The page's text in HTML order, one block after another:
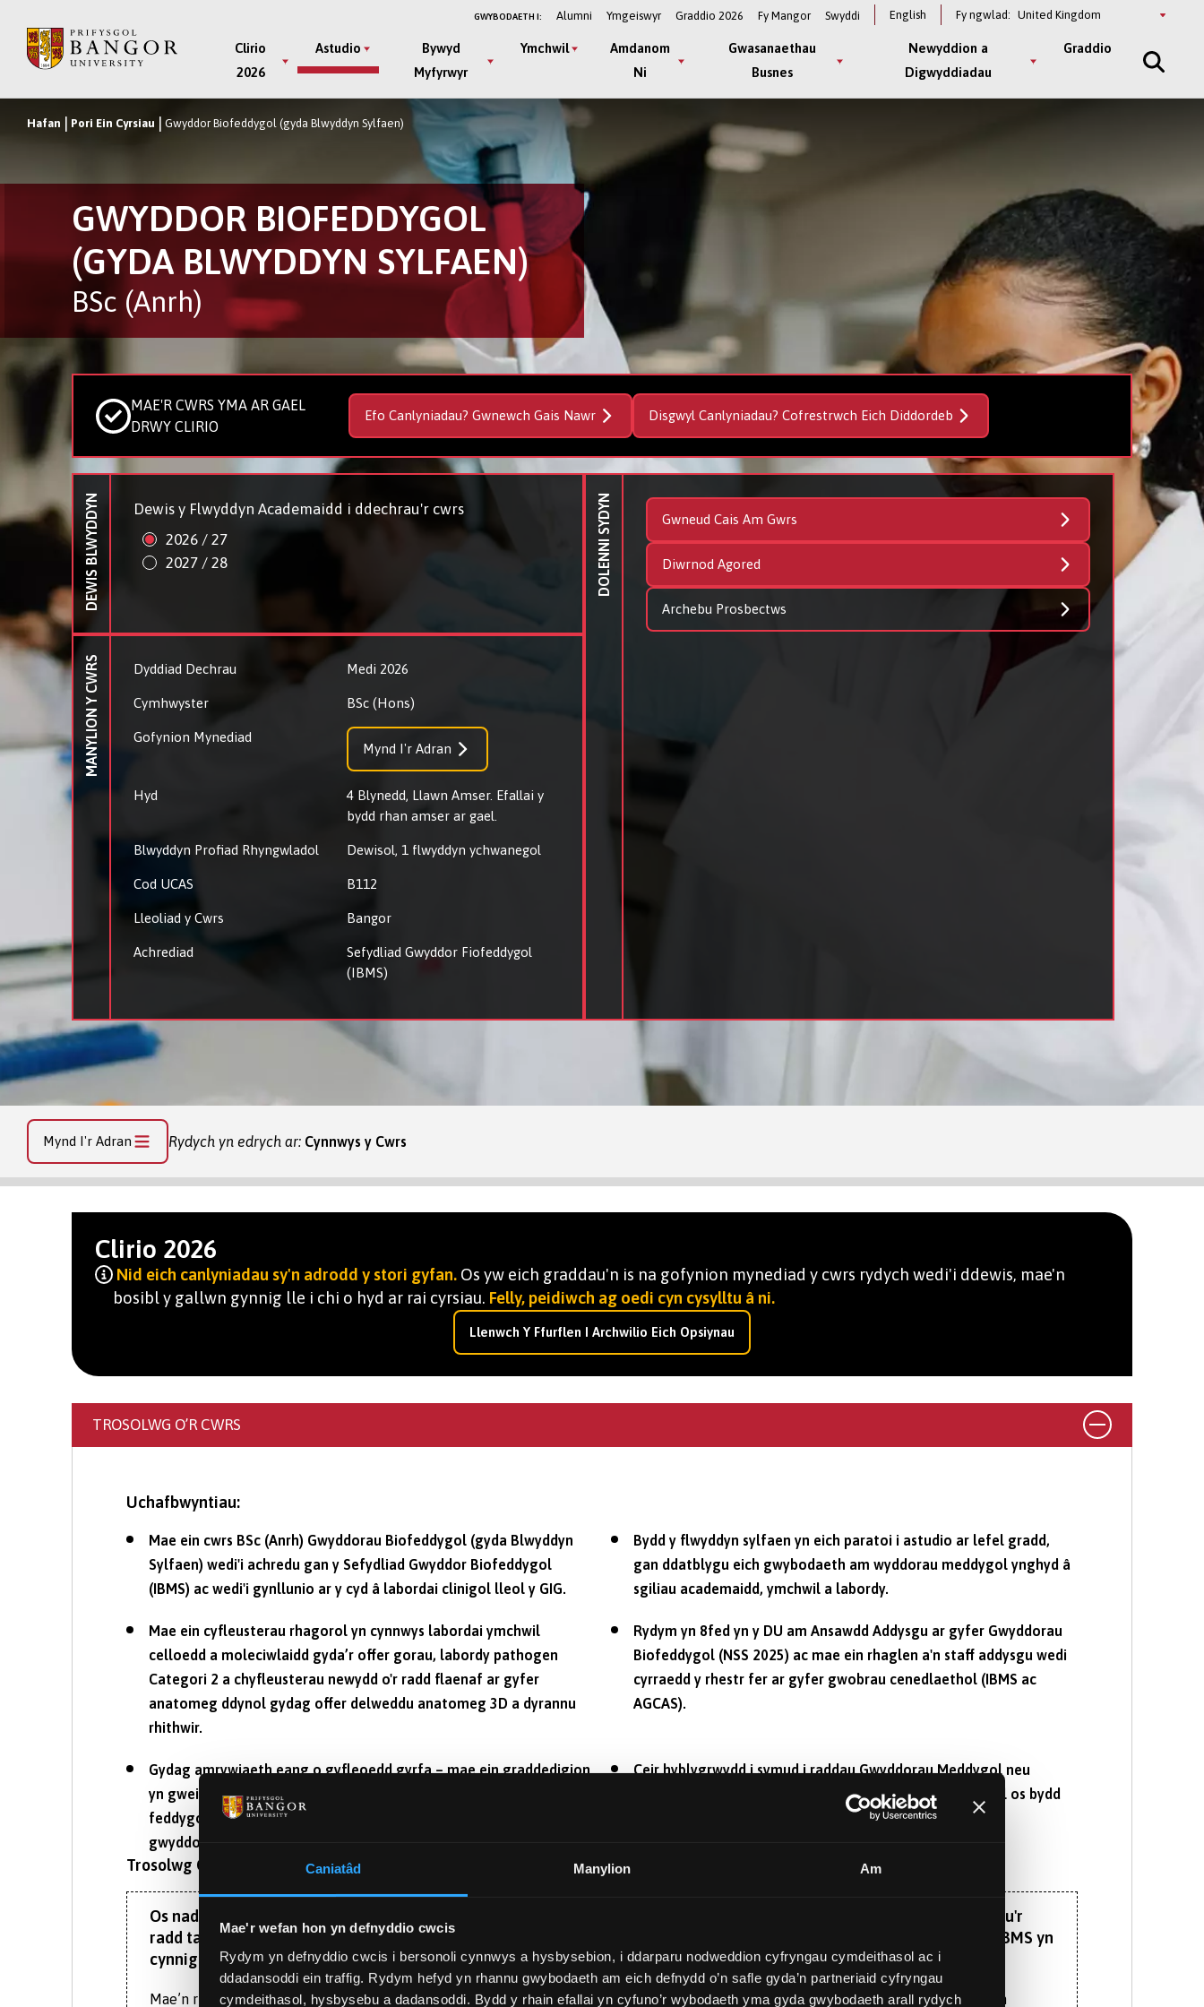
Caniatâd Manylion Am
Mae'r wefan hon yn defnyddio cwcis
Rydym yn defnyddio cwcis i bersonoli cynnwys a hysbysebion, i ddarparu nodweddion cyfryngau cymdeithasol ac i
ddadansoddi ein traffig. Rydym hefyd yn rhannu gwybodaeth am eich defnydd o’n safle gyda’n partneriaid cyfryngau
cymdeithasol, hysbysebu a dadansoddi. Bydd y rhain efallai yn cyfuno’r wybodaeth yma gyda gwybodaeth arall rydych
GWYBODAETH I: Alumni Ymgeiswyr Graddio 2026 Fy Mangor Swyddi English Fy ngwlad: Select
Main
Menu
Clirio
2026
Astudio
Bywyd
Myfyrwyr
Ymchwil
Amdanom
Ni
Gwasanaethau
Busnes
Newyddion a
Digwyddiadau
Graddio
Breadcrumb
Hafan Pori Ein Cyrsiau Gwyddor Biofeddygol (gyda Blwyddyn Sylfaen)
GWYDDOR BIOFEDDYGOL
(GYDA BLWYDDYN SYLFAEN)
BSc (Anrh)
MAE'R CWRS YMA AR GAEL
DRWY CLIRIO
Efo Canlyniadau? Gwnewch Gais Nawr Disgwyl Canlyniadau? Cofrestrwch Eich Diddordeb
DEWIS BLWYDDYN
Dewis y Flwyddyn Academaidd i ddechrau'r cwrs
2026 / 27
2027 / 28
MANYLION Y CWRS Dyddiad Dechrau Medi 2026
Cymhwyster BSc (Hons)
Gofynion Mynediad
Mynd I'r Adran
Hyd
4 Blynedd, Llawn Amser. Efallai y
bydd rhan amser ar gael.
Blwyddyn Profiad Rhyngwladol Dewisol, 1 flwyddyn ychwanegol
Cod UCAS B112
Lleoliad y Cwrs Bangor
Achrediad
Sefydliad Gwyddor Fiofeddygol
(IBMS)
DOLENNI SYDYN Gwneud Cais Am Gwrs
Diwrnod Agored
Archebu Prosbectws
Mynd I'r Adran Rydych yn edrych ar:Cynnwys y Cwrs
Clirio 2026
Nid eich canlyniadau sy'n adrodd y stori gyfan. Os yw eich graddau'n is na gofynion mynediad y cwrs rydych wedi'i ddewis, mae'n
bosibl y gallwn gynnig lle i chi o hyd ar rai cyrsiau. Felly, peidiwch ag oedi cyn cysylltu â ni.
Llenwch Y Ffurflen I Archwilio Eich Opsiynau
TROSOLWG O’R CWRS
Uchafbwyntiau:
Mae ein cwrs BSc (Anrh) Gwyddorau Biofeddygol (gyda Blwyddyn
Sylfaen) wedi'i achredu gan y Sefydliad Gwyddor Biofeddygol
(IBMS) ac wedi'i gynllunio ar y cyd â labordai clinigol lleol y GIG.
Bydd y flwyddyn sylfaen yn eich paratoi i astudio ar lefel gradd,
gan ddatblygu eich gwybodaeth am wyddorau meddygol ynghyd â
sgiliau academaidd, ymchwil a labordy.
Mae ein cyfleusterau rhagorol yn cynnwys labordai ymchwil
celloedd a moleciwlaidd gyda’r offer gorau, labordy pathogen
Categori 2 a chyfleusterau newydd o'r radd flaenaf ar gyfer
anatomeg ddynol gydag offer delweddu anatomeg 3D a dyrannu
rhithwir.
Rydym yn 8fed yn y DU am Ansawdd Addysgu ar gyfer Gwyddorau
Biofeddygol (NSS 2025) ac mae ein rhaglen a'n staff addysgu wedi
cyrraedd y rhestr fer ar gyfer gwobrau cenedlaethol (IBMS ac
AGCAS).
Gydag amrywiaeth eang o gyfleoedd gyrfa – mae ein graddedigion
yn gweithio mewn labordai patholeg y GIG, mewn ymchwil
feddygol, y diwydiant fferyllol, gwyddor bwyd, iechyd y cyhoedd,
gwyddor fforensig a’r lluoedd arfog.
Ceir hyblygrwydd i symud i raddau Gwyddorau Meddygol neu
Ffarmacoleg ar ôl blwyddyn gyntaf y cwrs gradd safonol os bydd
Trosolwg O’r Cwrs:
Os nad oes gennych y cymwysterau angenrheidiol er enghraifft, neu os na allwch fodloni'r gofynion mynediad i ddechrau'r
radd tair blynedd safonol, mae ein gradd Gwyddorau Biofeddygol (gyda Blwyddyn Sylfaen) sydd wedi ei hachredu gan IBMS yn
cynnig llwybr arall at astudio ar lefel israddedig.
Mae’n rhoi dealltwriaeth sylfaenol i chi o’r egwyddorion anatomegol, biolegol a chemegol sy’n sail i faes gwyddorau meddygol – sy’n